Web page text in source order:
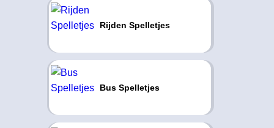
Rijden Spelletjes
Bus Spelletjes